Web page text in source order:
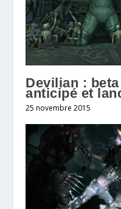
Devilian :
anticipé et
25 novembre 2015